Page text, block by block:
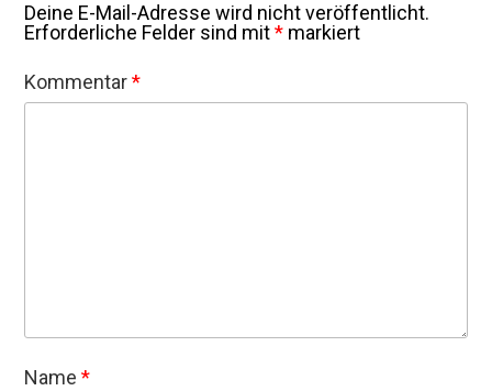
Deine E-Mail-Adresse wird nicht veröffentlicht.
Erforderliche Felder sind mit* markiert
Kommentar*
Name*